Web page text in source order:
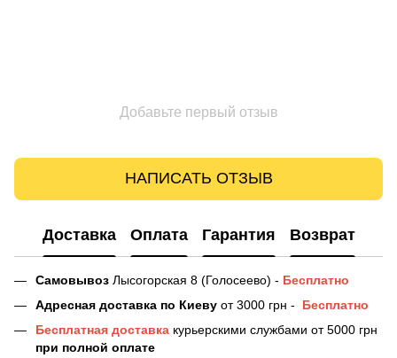
Добавьте первый отзыв
НАПИСАТЬ ОТЗЫВ
Доставка Оплата Гарантия Возврат
Самовывоз Лысогорская 8 (Голосеево) - Бесплатно
Адресная доставка по Киеву от 3000 грн -
Бесплатно
Бесплатная доставка курьерскими службами от 5000 грн
при полной оплате